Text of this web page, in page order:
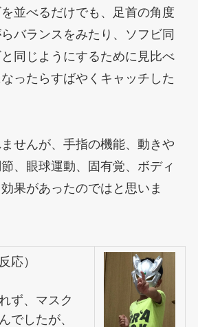
並べるだけでも、足首の角度
バランスをみたり、ソフビ同
同じようにするために見比べ
ったらすばやくキャッチした
せんが、手指の機能、動きや
、眼球運動、固有覚、ボディ
果があったのではと思いま
応）
ず、マスク
でしたが、